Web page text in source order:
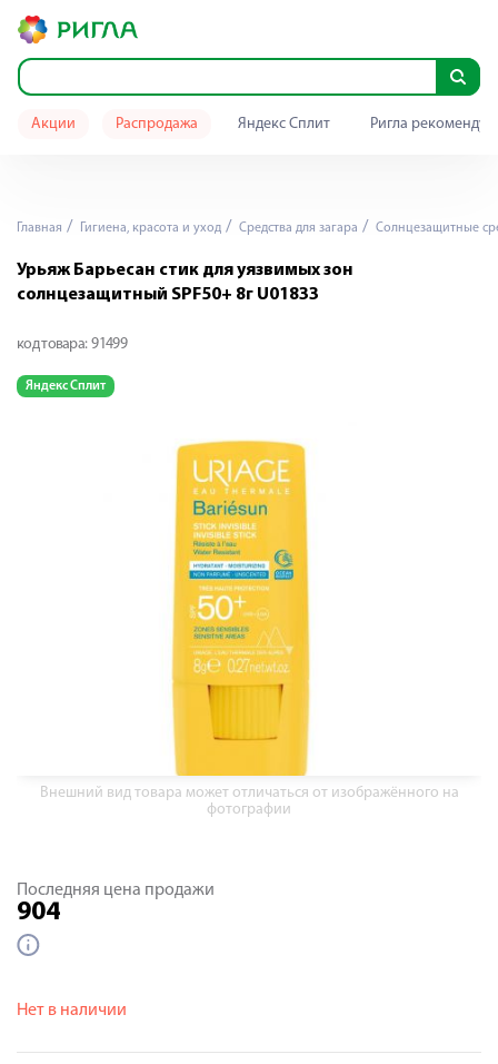
Акции Распродажа Яндекс Сплит Ригла
Главная Гигиена, красота и уход Средства для загара Солнцезащитные
Урьяж Барьесан стик для уязвимых зон
солнцезащитный SPF50+ 8г U01833
код товара: 91499
Яндекс Сплит
Внешний вид товара может отличаться от изображённого на
фотографии
Последняя цена продажи
904
Нет в наличии